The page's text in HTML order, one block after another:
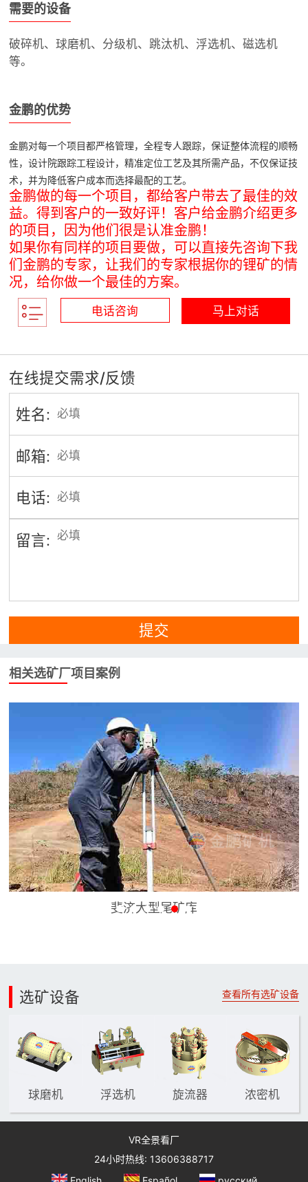
需要的设备
破碎机、球磨机、分级机、跳汰机、浮选机、磁选机
等。
金鹏的优势
金鹏对每一个项目都严格管理，全程专人跟踪，保证整体流程的顺畅
性，设计院跟踪工程设计，精准定位工艺及其所需产品，不仅保证技
术，并为降低客户成本而选择最配的工艺。
金鹏做的每一个项目，都给客户带去了最佳的效
益。得到客户的一致好评！客户给金鹏介绍更多
的项目，因为他们很是认准金鹏！
如果你有同样的项目要做，可以直接先咨询下我
们金鹏的专家，让我们的专家根据你的锂矿的情
况，给你做一个最佳的方案。
电话咨询 马上对话
在线提交需求/反馈
姓名:
邮箱:
电话:
留言:
提交
相关选矿厂项目案例
澳大利亚Warrego1000t/d CIL技术改造
选矿设备 查看所有选矿设备
球磨机 浮选机 旋流器 浓密机
VR全景看厂
24小时热线: 13606388717